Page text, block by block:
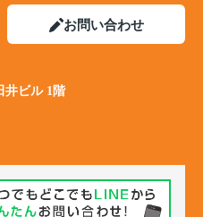
お問い合わせ
井ビル 1階